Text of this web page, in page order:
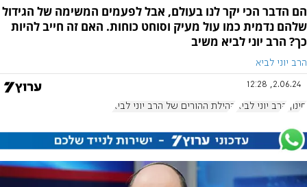
הם הדבר הכי יקר לנו בעולם, אבל לפעמים המשימה של הגידול
שלהם נדמית כמו עול מעיק וסוחט כוחות. האם זה חייב להיות
כך? הרב יוני לביא משיב
הרב יוני לביא
2.06.24, 12:28
חינוך הרב יוני לביא קהילת ההורים של הרב יוני לביא